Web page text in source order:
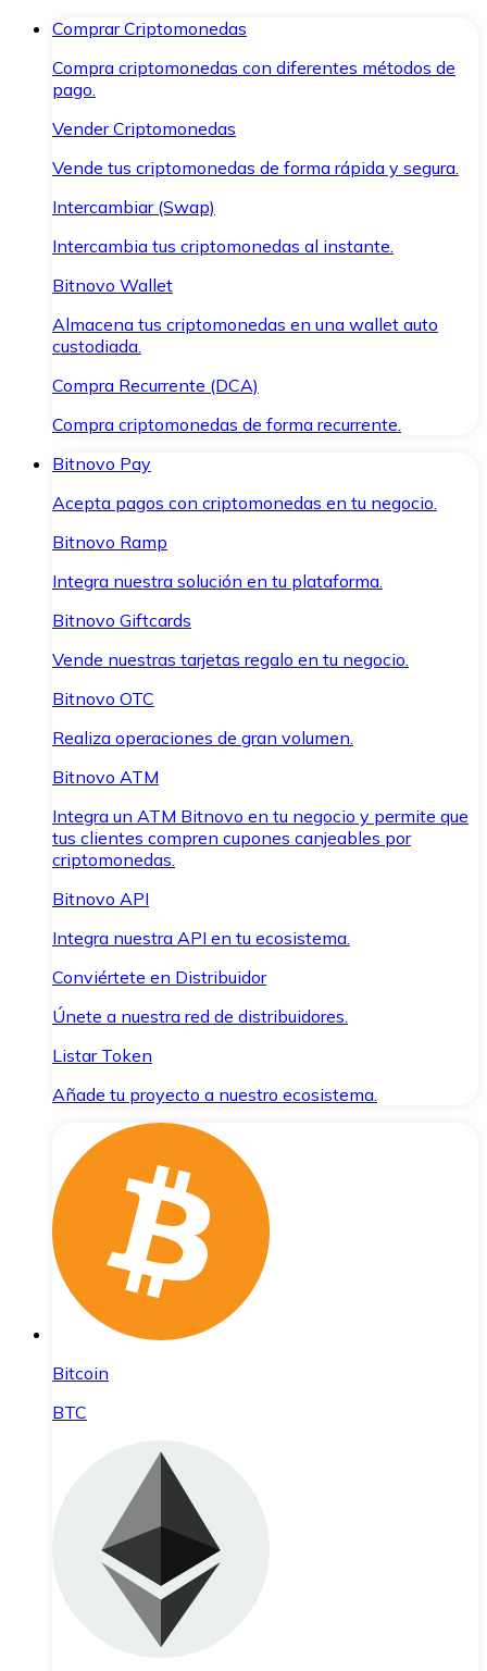
Comprar Criptomonedas
Compra criptomonedas con diferentes métodos de
pago.
Vender Criptomonedas
Vende tus criptomonedas de forma rápida y segura.
Intercambiar (Swap)
Intercambia tus criptomonedas al instante.
Bitnovo Wallet
Almacena tus criptomonedas en una wallet auto
custodiada.
Compra Recurrente (DCA)
Compra criptomonedas de forma recurrente.
Bitnovo Pay
Acepta pagos con criptomonedas en tu negocio.
Bitnovo Ramp
Integra nuestra solución en tu plataforma.
Bitnovo Giftcards
Vende nuestras tarjetas regalo en tu negocio.
Bitnovo OTC
Realiza operaciones de gran volumen.
Bitnovo ATM
Integra un ATM Bitnovo en tu negocio y permite que
tus clientes compren cupones canjeables por
criptomonedas.
Bitnovo API
Integra nuestra API en tu ecosistema.
Conviértete en Distribuidor
Únete a nuestra red de distribuidores.
Listar Token
Añade tu proyecto a nuestro ecosistema.
Bitcoin
BTC